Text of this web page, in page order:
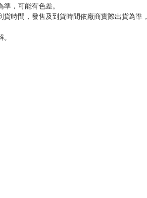
，可能有色差。
時間，發售及到貨時間依廠商實際出貨為準，